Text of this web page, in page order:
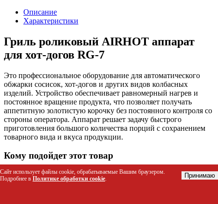
Описание
Характеристики
Гриль роликовый AIRHOT аппарат
для хот-догов RG-7
Это профессиональное оборудование для автоматического
обжарки сосисок, хот-догов и других видов колбасных
изделий. Устройство обеспечивает равномерный нагрев и
постоянное вращение продукта, что позволяет получать
аппетитную золотистую корочку без постоянного контроля со
стороны оператора. Аппарат решает задачу быстрого
приготовления большого количества порций с сохранением
товарного вида и вкуса продукции.
Кому подойдет этот товар
Кафе, фастфуд-заведения и бургерные для ежедневной
продажи хот-догов
Сайт использует файлы cookie, обрабатываемые Вашим браузером.
Подробнее в Политике обработки cookie. Принимаю